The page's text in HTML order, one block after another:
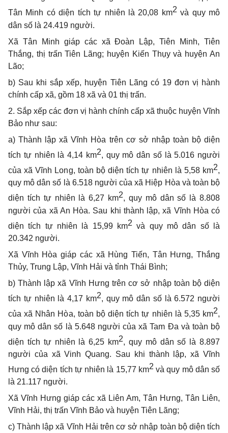
Tân Minh có diện tích tự nhiên là 20,08 km2 và quy mô
dân số là 24.419 người.
Xã Tân Minh giáp các xã Đoàn Lập, Tiên Minh, Tiên
Thắng, thị trấn Tiên Lãng; huyện Kiến Thụy và huyện An
Lão;
b) Sau khi sắp xếp, huyện Tiên Lãng có 19 đơn vị hành
chính cấp xã, gồm 18 xã và 01 thị trấn.
2. Sắp xếp các đơn vị hành chính cấp xã thuộc huyện Vĩnh
Bảo như sau:
a) Thành lập xã Vĩnh Hòa trên cơ sở nhập toàn bộ diện
tích tự nhiên là 4,14 km2, quy mô dân số là 5.016 người
của xã Vĩnh Long, toàn bộ diện tích tự nhiên là 5,58 km2,
quy mô dân số là 6.518 người của xã Hiệp Hòa và toàn bộ
diện tích tự nhiên là 6,27 km2, quy mô dân số là 8.808
người của xã An Hòa. Sau khi thành lập, xã Vĩnh Hòa có
diện tích tự nhiên là 15,99 km2 và quy mô dân số là
20.342 người.
Xã Vĩnh Hòa giáp các xã Hùng Tiến, Tân Hưng, Thắng
Thủy, Trung Lập, Vĩnh Hải và tỉnh Thái Bình;
b) Thành lập xã Vĩnh Hưng trên cơ sở nhập toàn bộ diện
tích tự nhiên là 4,17 km2, quy mô dân số là 6.572 người
của xã Nhân Hòa, toàn bộ diện tích tự nhiên là 5,35 km2,
quy mô dân số là 5.648 người của xã Tam Đa và toàn bộ
diện tích tự nhiên là 6,25 km2, quy mô dân số là 8.897
người của xã Vinh Quang. Sau khi thành lập, xã Vĩnh
Hưng có diện tích tự nhiên là 15,77 km2 và quy mô dân số
là 21.117 người.
Xã Vĩnh Hưng giáp các xã Liên Am, Tân Hưng, Tân Liên,
Vĩnh Hải, thị trấn Vĩnh Bảo và huyện Tiên Lãng;
c) Thành lập xã Vĩnh Hải trên cơ sở nhập toàn bộ diện tích